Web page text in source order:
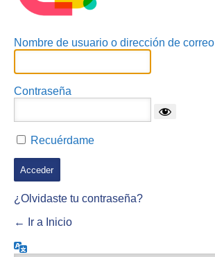
Nombre de usuario o dirección de correo
Contraseña
Recuérdame
¿Olvidaste tu contraseña?
← Ir a Inicio